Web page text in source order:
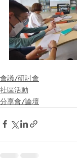
會議/研討會
社區活動
分享會/論壇